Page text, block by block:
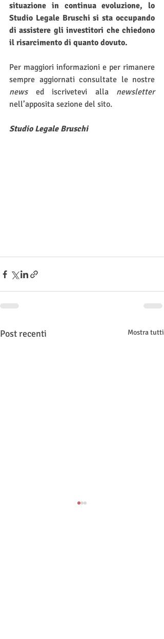
situazione in continua evoluzione, lo
Studio Legale Bruschi si sta occupando
di assistere gli investitori che chiedono
il risarcimento di quanto dovuto.
Per maggiori informazioni e per rimanere
news ed iscrivetevi alla newsletter
nell’apposita sezione del sito.
Studio Legale Bruschi
Post recenti Mostra tutti